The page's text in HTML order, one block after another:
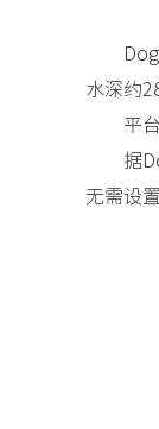
水深约
平
据
无需设